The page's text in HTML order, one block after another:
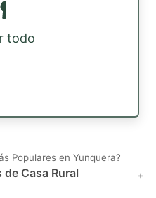
todo
Populares en Yunquera?
Casa Rural
+